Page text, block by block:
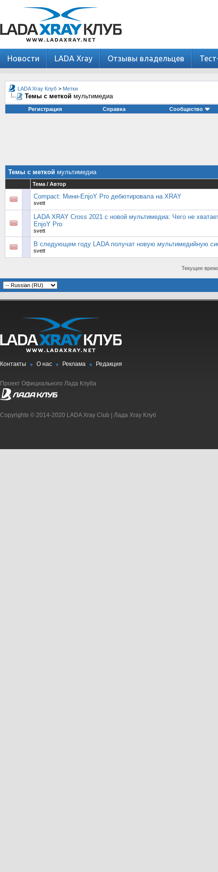
Новости LADA Xray Отзывы владельцев
LADA Xray Клуб > Метки
Темы с меткой мультимедиа
Регистрация Справка Сообщество
Темы с меткой мультимедиа
Тема / Автор
Compact: Мини-EnjoY Pro дебютировала на XRAY
svett
LADA XRAY Cross 2021 с новой мультимедиа: Чего не
EnjoY Pro
svett
В следующем году LADA получат новую мультимедийную
svett
Текущее
Контакты О нас Реклама Редакция
Проект Официального Лада Клуба
Copyrights © 2014-2020 LADA Xray Club | Лада Xray Клуб